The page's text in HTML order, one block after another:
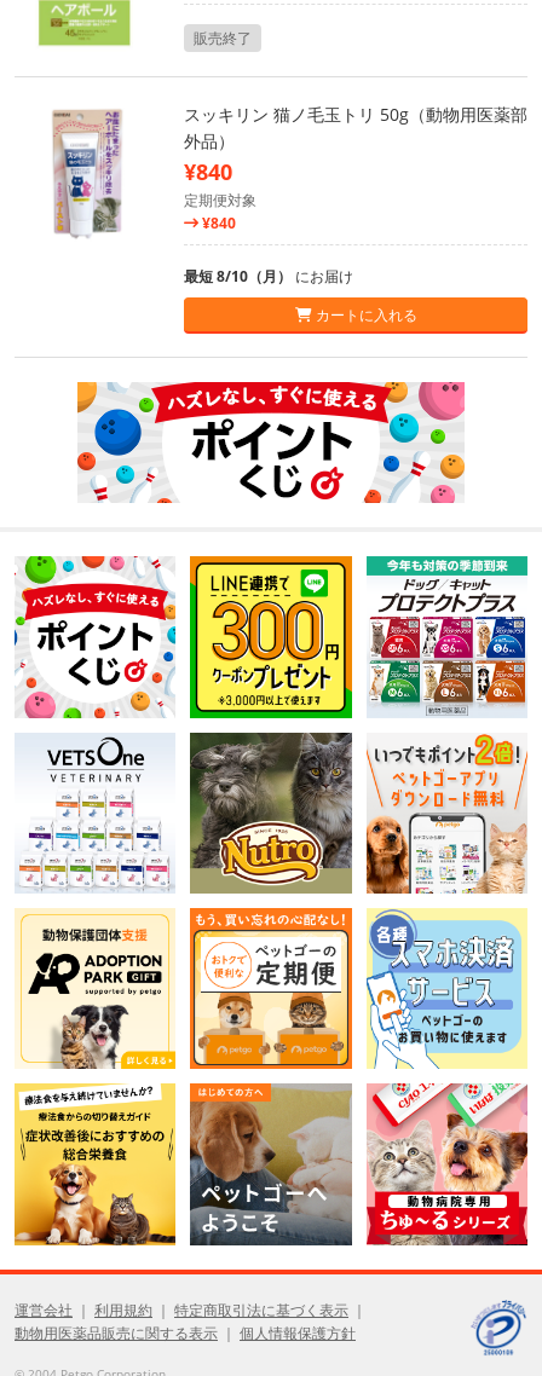
販売終了
スッキリン 猫ノ毛玉トリ 50g（動物用医薬部
外品）
¥840
定期便対象
¥840
最短 8/10（月） にお届け
カートに入れる
運営会社 利用規約
特定商取引法に基づく表示
動物用医薬品販売に関する表示
個人情報保護方針